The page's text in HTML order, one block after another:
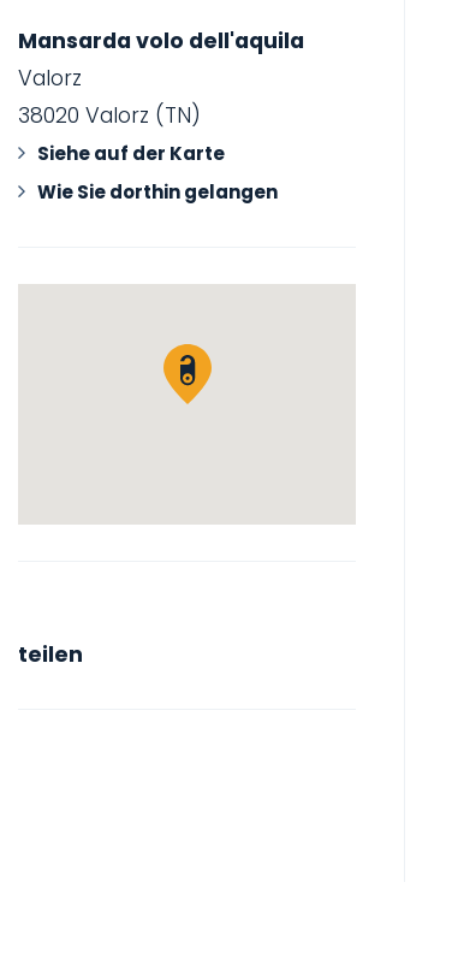
Mansarda volo dell'aquila
Valorz
38020 Valorz (TN)
Siehe auf der Karte
Wie Sie dorthin gelangen
teilen